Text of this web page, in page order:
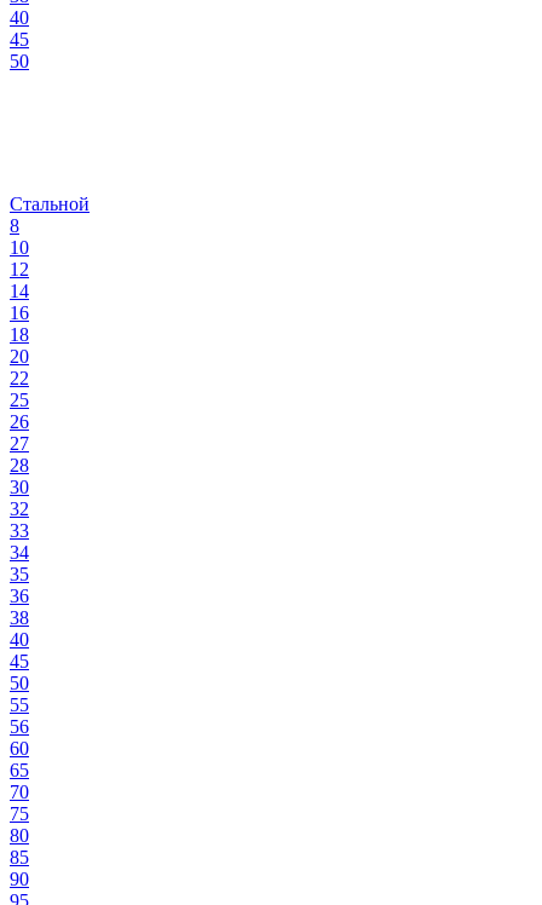
40
45
50
Стальной
8
10
12
14
16
18
20
22
25
26
27
28
30
32
33
34
35
36
38
40
45
50
55
56
60
65
70
75
80
85
90
95